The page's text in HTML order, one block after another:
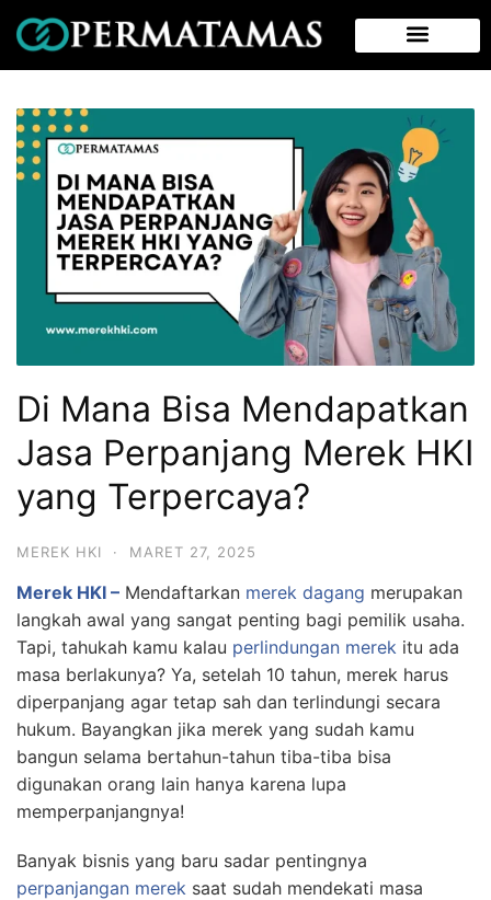
Di Mana Bisa Mendapatkan
Jasa Perpanjang Merek HKI
yang Terpercaya?
MEREK HKI · MARET 27, 2025
Merek HKI – Mendaftarkan merek dagang merupakan
langkah awal yang sangat penting bagi pemilik usaha.
Tapi, tahukah kamu kalau perlindungan merek itu ada
masa berlakunya? Ya, setelah 10 tahun, merek harus
diperpanjang agar tetap sah dan terlindungi secara
hukum. Bayangkan jika merek yang sudah kamu
bangun selama bertahun-tahun tiba-tiba bisa
digunakan orang lain hanya karena lupa
memperpanjangnya!
Banyak bisnis yang baru sadar pentingnya
perpanjangan merek saat sudah mendekati masa